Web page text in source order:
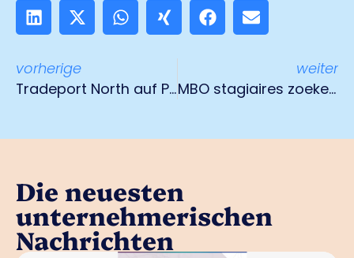
vorherige
Tradeport North auf Platz zwei der Nachhaltigkeitsliste
weiter
MBO stagiaires zoeken een plek
Die neuesten
unternehmerischen
Nachrichten